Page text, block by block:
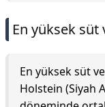
En yüksek
En yüksek süt
Holstein (Siyah